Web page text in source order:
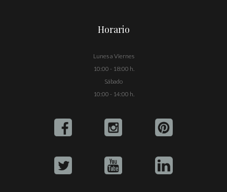
Horario
Lunes a Viernes
10:00 - 18:00 h.
Sábado
10:00 - 14:00 h.